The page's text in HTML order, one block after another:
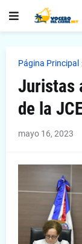
Página Principal
Juristas
de la
mayo 16, 2023